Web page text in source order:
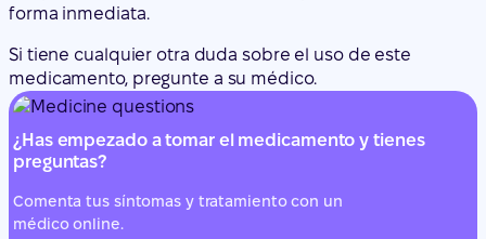
¿Has empezado a tomar el medicamento y tienes
Comenta tus síntomas y tratamiento con un
médico online.
Habla con un médico
4. Posibles efectos adversos